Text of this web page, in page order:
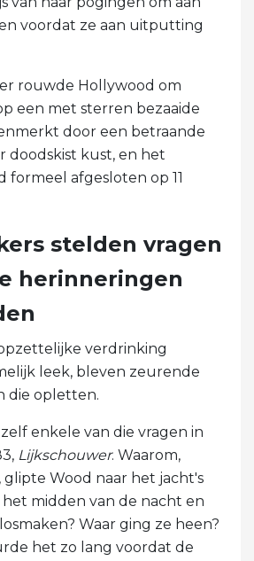
voordat ze aan uitputting
rouwde Hollywood om
een met sterren bezaaide
door een betraande
doodskist kust, en het
formeel afgesloten op 11
stelden vragen
herinneringen
verdrinking
leek, bleven zeurende
die opletten.
enkele van die vragen in
Lijkschouwer. Waarom,
glipte Wood naar het jacht's
midden van de nacht en
Waar ging ze heen?
het zo lang voordat de